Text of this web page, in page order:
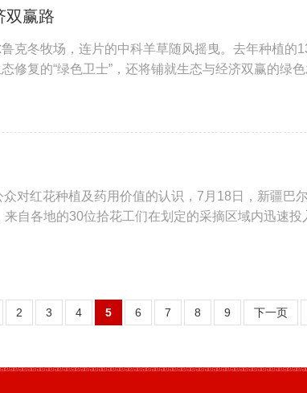
双赢路
克冬牧场，连片的中科羊草随风摇曳。去年种植
修复的“绿色卫士”，还将铺就生态与经济双赢的绿
对红花种植及药用价值的认识，7月18日，新疆巴
自各地的30位拾花工们在划定的采摘区域内迅速
2 3 4 5 6 7 8 9 下一页